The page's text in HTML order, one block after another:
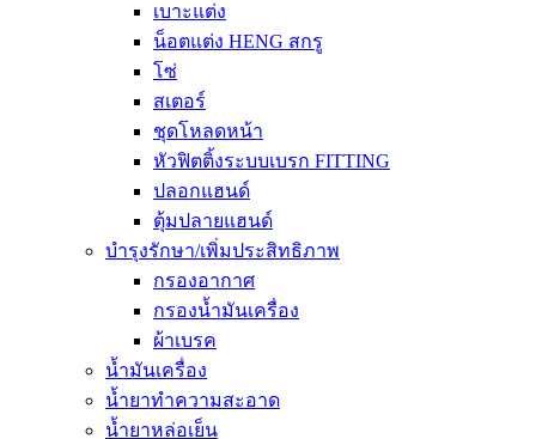
เบาะแต่ง
น็อตแต่ง HENG สกรู
โซ่
สเตอร์
ชุดโหลดหน้า
หัวฟิตติ้งระบบเบรก FITTING
ปลอกแฮนด์
ตุ้มปลายแฮนด์
บำรุงรักษา/เพิ่มประสิทธิภาพ
กรองอากาศ
กรองน้ำมันเครื่อง
ผ้าเบรค
น้ำมันเครื่อง
น้ำยาทำความสะอาด
น้ำยาหล่อเย็น